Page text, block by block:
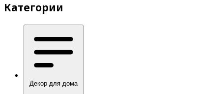
Категории
Декор для дома